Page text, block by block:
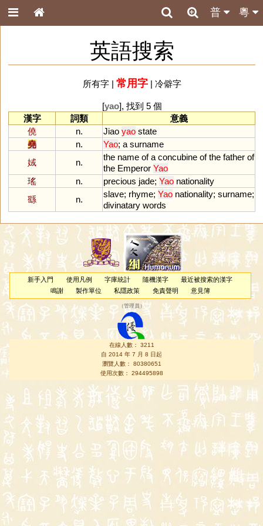
粵
普
英語搜索
所有字| 常用字| 冷僻字
[yao], 找到 5 個
漢字
詞類
意義
僥
n. Jiao yao state
堯
n. Yao; a surname
娀
n.
the name of a concubine of the father of
the Emperor Yao
瑤
n. precious jade; Yao nationality
繇
n.
slave; rhyme; Yao nationality; surname;
divinatary words
新手入門 使用凡例 字庫統計 隨機漢字
最近被搜索的漢字
鳴謝
製作單位 私隱政策 免責聲明 意見簿
（管理員 ）
在線人數： 3211
自 2014 年 7 月 8 日起
瀏覽人數： 80380651
使用次數： 294495898